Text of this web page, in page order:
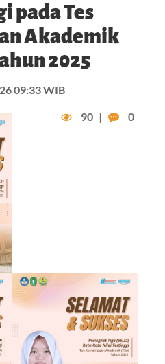
pada Tes
Akademik
2025
09:33 WIB
90 | 0